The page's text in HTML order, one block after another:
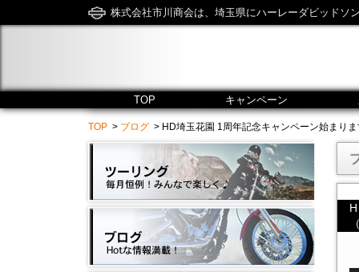
株式会社市川商会は、埼玉県にハーレーダビッドソ
TOP キャンペーン
TOP > ブログ > HD埼玉花園 1周年記念キャンペーン始まり